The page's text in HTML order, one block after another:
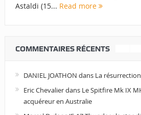
Astaldi (15... Read more
COMMENTAIRES RÉCENTS
DANIEL JOATHON dans La
Eric Chevalierdans Le Spitfire Mk IX
acquéreur en Australie